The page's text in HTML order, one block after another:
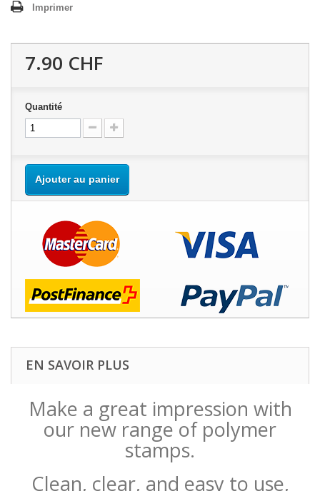
Imprimer
7.90 CHF
Quantité
Ajouter au panier
EN SAVOIR PLUS
Make a great impression with
our new range of polymer
stamps.
Clean, clear, and easy to use,